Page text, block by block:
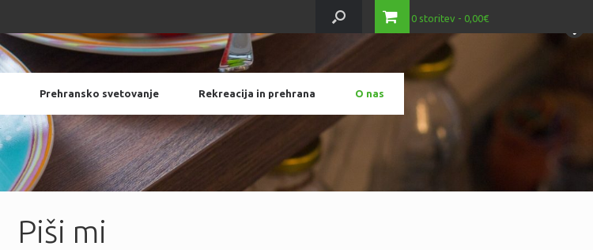
0 storitev 0,00€
Prehransko svetovanje Rekreacija in prehrana O nas
Piši mi